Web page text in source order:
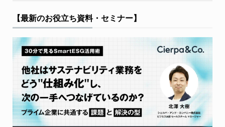
【最新のお役立ち資料・セミナー】